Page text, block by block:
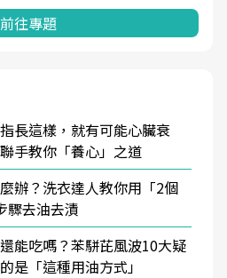
前往專題
長這樣，就有可能心臟衰
手教你「養心」之道
辦？洗衣達人教你用「2個
驟去油去漬
能吃嗎？苯駢芘風波10大疑
是「這種用油方式」